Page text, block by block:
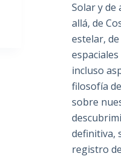
Solar y de
allá, de
estelar,
espaciales
incluso
filosofía
sobre
definitiva,
registro